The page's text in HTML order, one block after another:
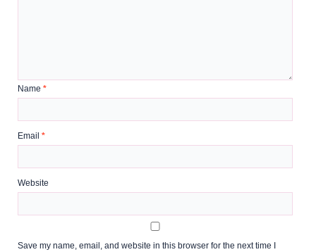
Name*
Email*
Website
Save my name, email, and website in this browser for the next time I